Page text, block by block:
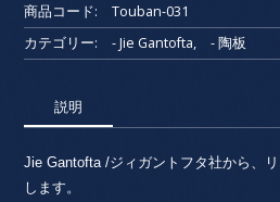
商品コード:
Touban-031
カテゴリー:
- Jie Gantofta, - 陶板
説明
Jie Gantofta /ジィガントフタ社から、
します。